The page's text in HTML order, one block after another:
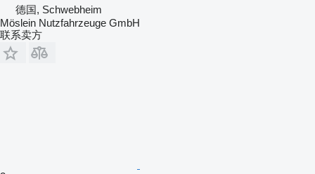
德国, Schwebheim
Möslein Nutzfahrzeuge GmbH
联系卖方